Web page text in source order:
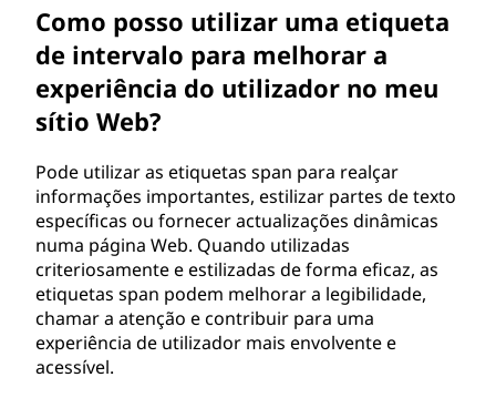
Como posso utilizar uma etiqueta
de intervalo para melhorar a
experiência do utilizador no meu
sítio Web?
Pode utilizar as etiquetas span para realçar
informações importantes, estilizar partes de texto
específicas ou fornecer actualizações dinâmicas
numa página Web. Quando utilizadas
criteriosamente e estilizadas de forma eficaz, as
etiquetas span podem melhorar a legibilidade,
chamar a atenção e contribuir para uma
experiência de utilizador mais envolvente e
acessível.